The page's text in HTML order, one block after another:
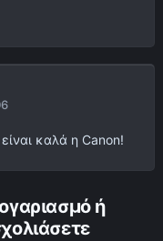
καλά η Canon!
ή